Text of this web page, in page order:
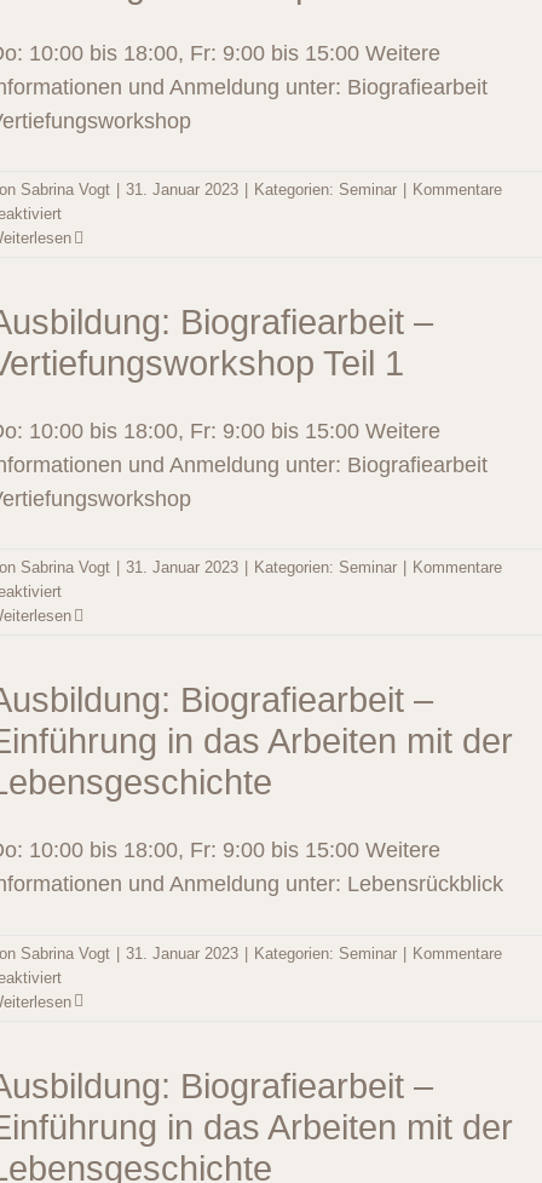
10:00 bis 18:00, Fr: 9:00 bis 15:00 Weitere
und Anmeldung unter: Biografiearbeit
Sabrina Vogt 31. Januar 2023 Kategorien: Seminar
Kommentare
für
Ausbildung:
Vertiefungsworkshop
Teil
2
Biografiearbeit –
Teil 1
10:00 bis 18:00, Fr: 9:00 bis 15:00 Weitere
und Anmeldung unter: Biografiearbeit
Sabrina Vogt 31. Januar 2023 Kategorien: Seminar
Kommentare
für
Ausbildung:
Vertiefungsworkshop
Teil
1
Biografiearbeit –
in das Arbeiten mit der
10:00 bis 18:00, Fr: 9:00 bis 15:00 Weitere
und Anmeldung unter: Lebensrückblick
Sabrina Vogt | 31. Januar 2023 | Kategorien: Seminar | Kommentare
für
Ausbildung:
Einführung
in
das
Arbeiten
mit
Biografiearbeit –
in das Arbeiten mit der